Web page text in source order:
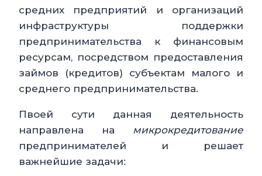
средних предприятий и организаций
инфраструктуры поддержки
предпринимательства к финансовым
ресурсам, посредством предоставления
займов (кредитов) субъектам малого и
среднего предпринимательства.
Пвоей сути данная деятельность
направлена на микрокредитование
предпринимателей и решает
важнейшие задачи: